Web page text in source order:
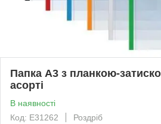
Папка А3 з планкою-
асорті
В наявності
Код: E31262
Роздріб